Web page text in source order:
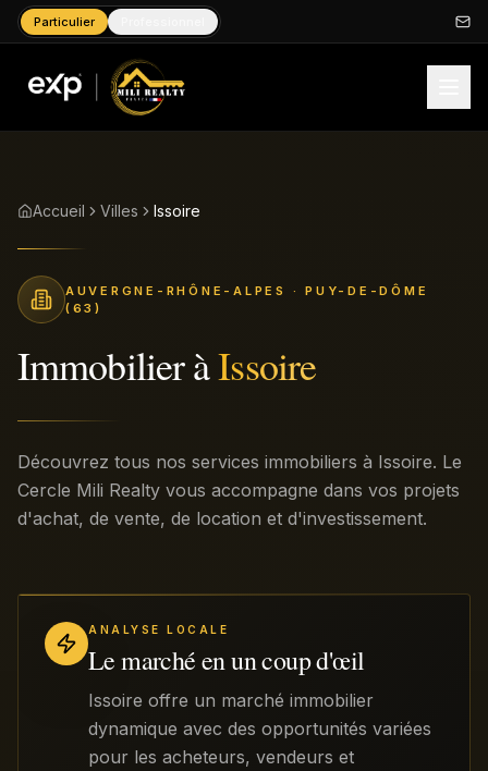
Particulier
Accueil Villes Issoire
AUVERGNE-RHÔNE-ALPES
· PUY-DE-DÔME
(63)
Immobilier àIssoire
Découvrez tous nos services immobiliers à Issoire. Le
Cercle Mili Realty vous accompagne dans vos projets
d'achat, de vente, de location et d'investissement.
ANALYSE LOCALE
Le marché en un coup d'œil
Issoire offre un marché immobilier
dynamique avec des opportunités variées
pour les acheteurs, vendeurs et